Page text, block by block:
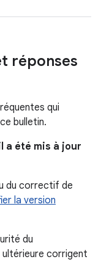
réponses
qui
bulletin.
a été mis à jour
du correctif de
la version
du
corrigent